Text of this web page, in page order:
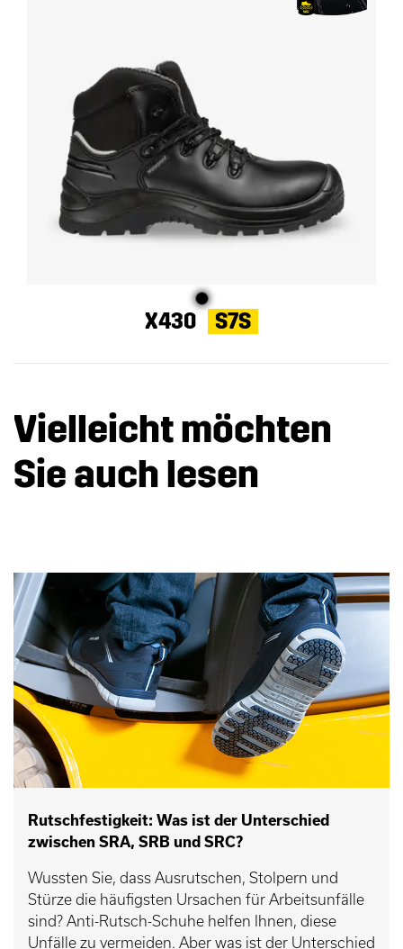
X430 S7S
Vielleicht möchten
Sie auch lesen
Rutschfestigkeit: Was ist der Unterschied
zwischen SRA, SRB und SRC?
Wussten Sie, dass Ausrutschen, Stolpern und
Stürze die häufigsten Ursachen für Arbeitsunfälle
sind? Anti-Rutsch-Schuhe helfen Ihnen, diese
Unfälle zu vermeiden. Aber was ist der Unterschied